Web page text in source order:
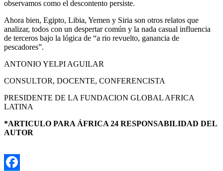
observamos como el descontento persiste.
Ahora bien, Egipto, Libia, Yemen y Siria son otros relatos que
analizar, todos con un despertar común y la nada casual influencia
de terceros bajo la lógica de “a rio revuelto, ganancia de
pescadores”.
ANTONIO YELPI AGUILAR
CONSULTOR, DOCENTE, CONFERENCISTA
PRESIDENTE DE LA FUNDACION GLOBAL AFRICA
LATINA
*ARTICULO PARA ÁFRICA 24 RESPONSABILIDAD DEL
AUTOR